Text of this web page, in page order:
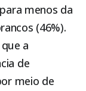
menos da
(46%).
a
de
meio de